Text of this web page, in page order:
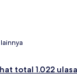
total 1.022